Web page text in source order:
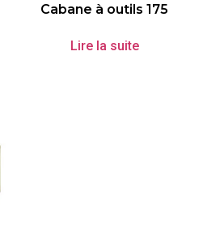
Cabane à outils 175
Lire la suite